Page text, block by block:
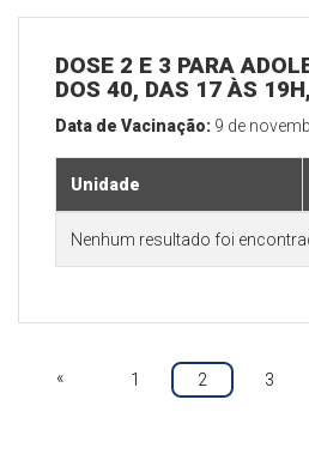
DOSE 2 E 3 PARA
DOS 40, DAS 17 ÀS
Data de Vacinação: 9 de
Unidade
Nenhum resultado foi
« 1 2 3